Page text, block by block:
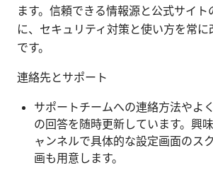
ます。信頼できる情報源と公式サイト
に、セキュリティ対策と使い方を常
です。
連絡先とサポート
サポートチームへの連絡方法やよ
の回答を随時更新しています。興
ャンネルで具体的な設定画面のス
画も用意します。